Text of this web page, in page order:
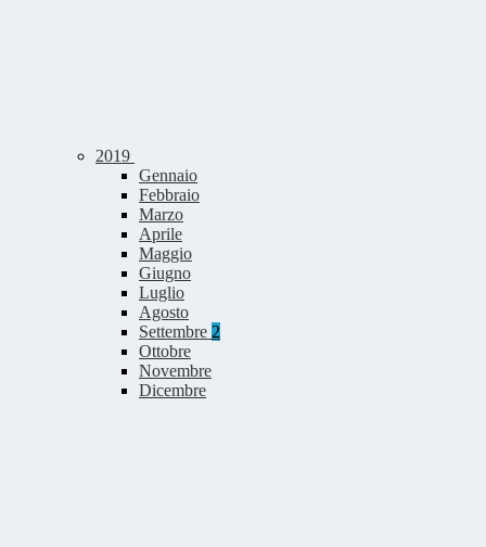
2019
Gennaio
Febbraio
Marzo
Aprile
Maggio
Giugno
Luglio
Agosto
Settembre 2
Ottobre
Novembre
Dicembre